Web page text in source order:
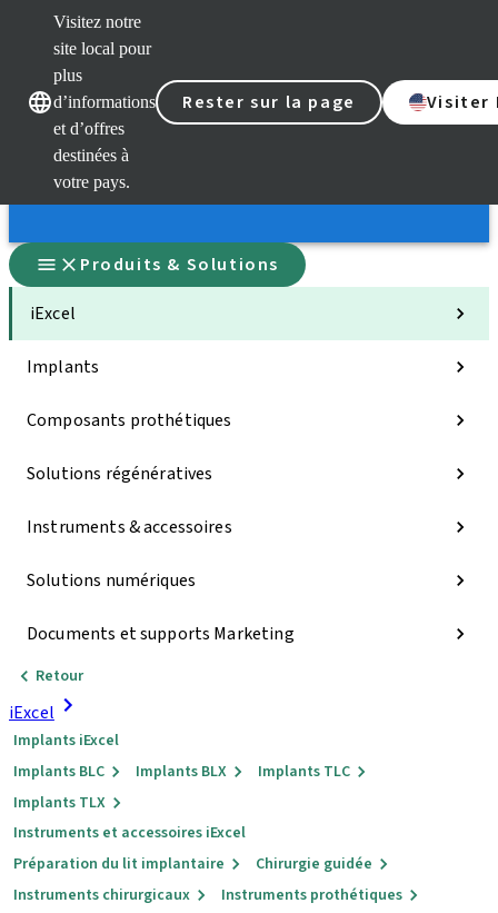
Visitez notre
site local pour
plus
d’informations
et d’offres
destinées à
votre pays.
Rester sur la page
Visiter
Nos marquesNos marques
Produits & Solutions
iExcel
Implants
Composants prothétiques
Solutions régénératives
Instruments & accessoires
Solutions numériques
Documents et supports Marketing
Retour
iExcel
Implants iExcel
Implants BLC
Implants BLX
Implants TLC
Implants TLX
Instruments et accessoires iExcel
Préparation du lit implantaire
Chirurgie guidée
Instruments chirurgicaux
Instruments prothétiques